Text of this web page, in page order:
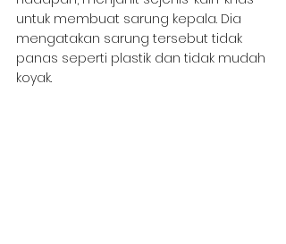
untuk membuat sarung kepala. Dia
mengatakan sarung tersebut tidak
panas seperti plastik dan tidak mudah
koyak.